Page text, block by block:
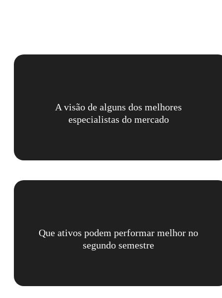
A visão de alguns dos melhores
especialistas do mercado
Que ativos podem performar melhor no
segundo semestre